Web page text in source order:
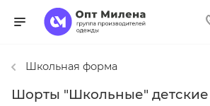
Школьная форма
Шорты "Школьные" детские